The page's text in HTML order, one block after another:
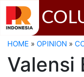
HOME » OPINION »
Valensi